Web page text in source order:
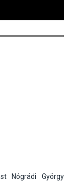
Nógrádi György